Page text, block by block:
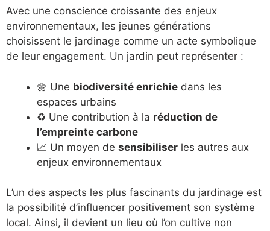
Avec une conscience croissante des enjeux
environnementaux, les jeunes générations
choisissent le jardinage comme un acte symbolique
de leur engagement. Un jardin peut représenter :
🌼 Une biodiversité enrichie dans les
espaces urbains
♻️ Une contribution à la réduction de
l’empreinte carbone
📈 Un moyen de sensibiliser les autres aux
enjeux environnementaux
L’un des aspects les plus fascinants du jardinage est
la possibilité d’influencer positivement son système
local. Ainsi, il devient un lieu où l’on cultive non